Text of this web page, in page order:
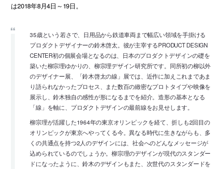
は2018年8月4日～19日。
35歳という若さで、日用品から鉄道車両まで幅広い領域を手掛ける
プロダクトデザイナーの鈴木啓太。彼が主宰するPRODUCT DESIGN
CENTER初の個展会場となるのは、日本のプロダクトデザインの礎を
築いた柳宗理ゆかりの、柳宗理デザイン研究所です。同所初の柳以外
のデザイナー展、「鈴木啓太の線」展では、近作に加えこれまであま
り語られなかったプロセス、また数百の緻密なプロトタイプや映像を
展示し、鈴木独自の感性が形になるまでを紹介。造形の基本となる
「線」を軸に、プロダクトデザインの最前線をお見せします。
柳宗理が活躍した1964年の東京オリンピックを経て、折しも2回目の
オリンピックが東京へやってくる今。異なる時代に生きながらも、多
くの共通点を持つ2人のデザインには、社会へのどんなメッセージが
込められているのでしょうか。柳宗理のデザインが現代のスタンダー
ドになったように、鈴木のデザインもまた、次世代のスタンダードを